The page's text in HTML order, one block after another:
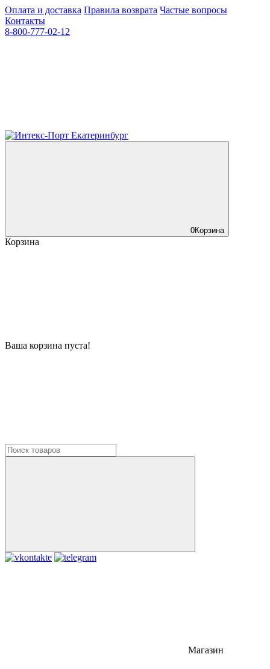
Оплата и доставка Правила возврата Частые вопросы
Контакты
8-800-777-02-12
0Корзина
Корзина
Ваша корзина пуста!
Магазин